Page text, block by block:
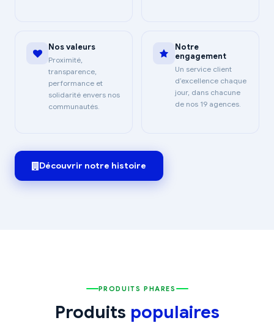
Nos valeurs
Proximité,
transparence,
performance et
solidarité envers nos
communautés.
Notre
engagement
Un service client
d’excellence chaque
jour, dans chacune
de nos 19 agences.
Découvrir notre histoire
PRODUITS PHARES
Produits populaires